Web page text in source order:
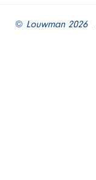
© Louwman 2026